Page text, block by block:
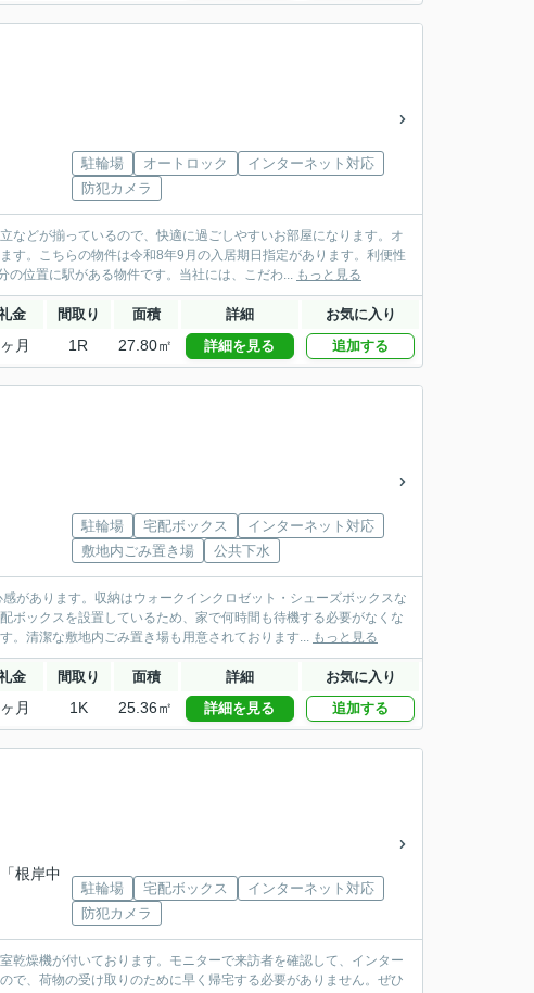
駐輪場 オートロック
インターネット対応
防犯カメラ
どが揃っているので、快適に過ごしやすいお部屋になります。オ
す。こちらの物件は令和8年9月の入居期日指定があります。利便性
位置に駅がある物件です。当社には、こだわ... もっと見る
金 間取り 面積 詳細 お気に入り
月 1R 27.80㎡ 詳細を見る 追加する
駐輪場 宅配ボックス
インターネット対応
敷地内ごみ置き場
公共下水
があります。収納はウォークインクロゼット・シューズボックスな
ボックスを設置しているため、家で何時間も待機する必要がなくな
。清潔な敷地内ごみ置き場も用意されております... もっと見る
金 間取り 面積 詳細 お気に入り
月 1K 25.36㎡ 詳細を見る 追加する
根岸中
駐輪場 宅配ボックス
インターネット対応
防犯カメラ
乾燥機が付いております。モニターで来訪者を確認して、インター
で、荷物の受け取りのために早く帰宅する必要がありません。ぜひ